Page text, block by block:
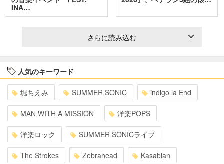
INA…
さらに読み込む
人気のキーワード
堀ちえみ SUMMER SONIC indigo la End
MAN WITH A MISSION 洋楽POPS
洋楽ロック SUMMER SONICライブ
The Strokes Zebrahead Kasabian